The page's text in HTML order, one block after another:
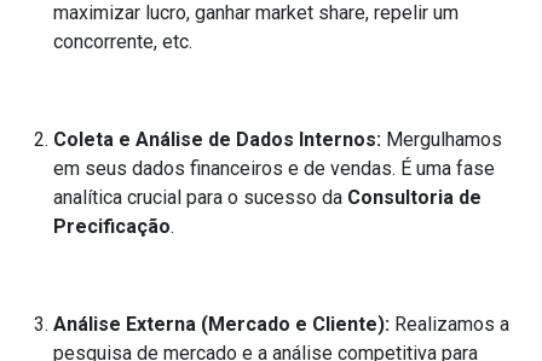
maximizar lucro, ganhar market share, repelir um
concorrente, etc.
Coleta e Análise de Dados Internos: Mergulhamos
em seus dados financeiros e de vendas. É uma fase
analítica crucial para o sucesso da Consultoria de
Precificação.
Análise Externa (Mercado e Cliente): Realizamos a
pesquisa de mercado e a análise competitiva para